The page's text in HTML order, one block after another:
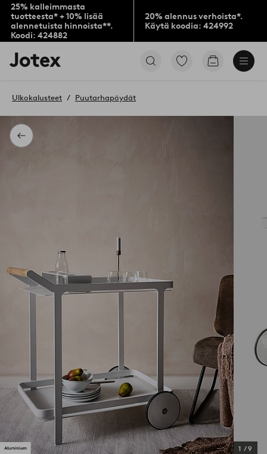
25% kalleimmasta
tuotteesta* + 10% lisää
alennetuista hinnoista**.
Koodi: 424882
20% alennus verhoista*.
Käytä koodia: 424992
Jotex-
logo
aloitussivulle
Siirry
Siirry
Takaisin
Ulkokalusteet Puutarhapöydät
1 /9